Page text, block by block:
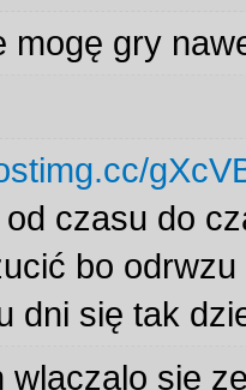
mogę gry
od czasu do
bo
dni się tak
wlaczalo sie